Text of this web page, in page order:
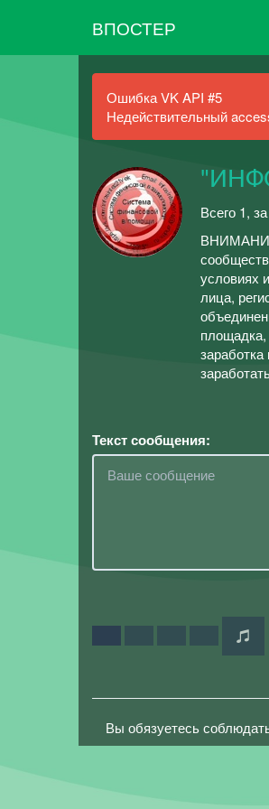
ВПОСТЕР
Ошибка VK API #5
Недействительный
Всего 1,
условиях
лица,
Текст сообщения:
Вы обязуетесь